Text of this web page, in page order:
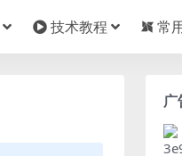
技术教程 常
广